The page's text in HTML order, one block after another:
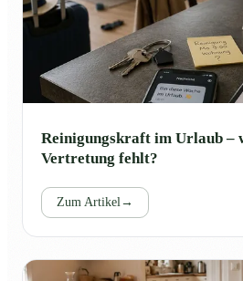
Reinigungskraft im Urlaub –
Vertretung fehlt?
Zum Artikel→